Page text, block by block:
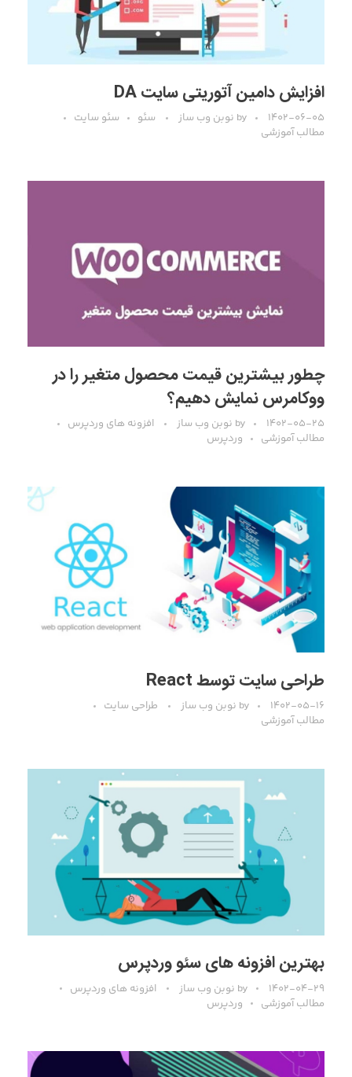
افزایش دامین آتوریتی سایت DA
۱۴۰۲-۰۶-۰۵ by نوبن وب ساز سئو
سئو سایت
مطالب آموزشی
چطور بیشترین قیمت محصول متغیر را در
ووکامرس نمایش دهیم؟
۱۴۰۲-۰۵-۲۵ by نوبن وب ساز
افزونه های وردپرس
مطالب آموزشی
وردپرس
طراحی سایت توسط React
۱۴۰۲-۰۵-۱۶ by نوبن وب ساز
طراحی سایت
مطالب آموزشی
بهترین افزونه های سئو وردپرس
۱۴۰۲-۰۴-۲۹ by نوبن وب ساز
افزونه های وردپرس
مطالب آموزشی
وردپرس